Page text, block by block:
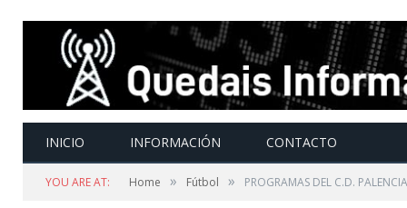
INICIO INFORMACIÓN CONTACTO
YOU ARE AT: Home » Fútbol » PROGRAMAS DEL C.D.